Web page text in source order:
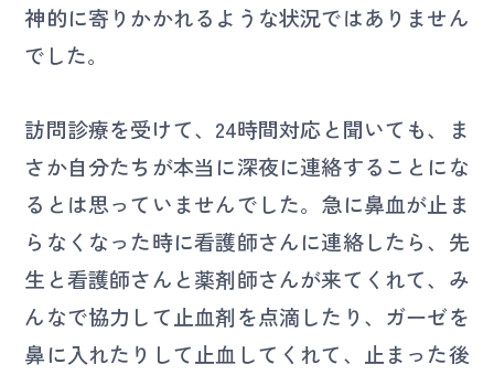
神的に寄りかかれるような状況ではありません
でした。
訪問診療を受けて、24時間対応と聞いても、ま
さか自分たちが本当に深夜に連絡することにな
るとは思っていませんでした。急に鼻血が止ま
らなくなった時に看護師さんに連絡したら、先
生と看護師さんと薬剤師さんが来てくれて、み
んなで協力して止血剤を点滴したり、ガーゼを
鼻に入れたりして止血してくれて、止まった後